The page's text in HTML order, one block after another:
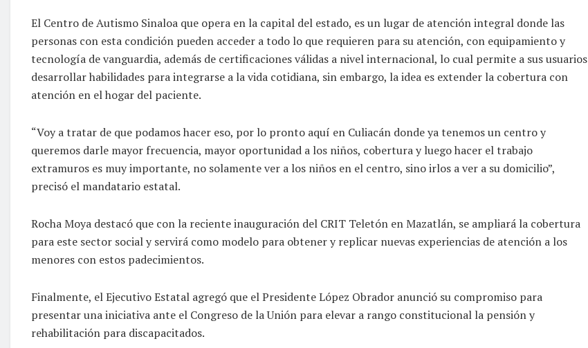
El Centro de Autismo Sinaloa que opera en la capital del estado, es un lugar de atención integral donde las
personas con esta condición pueden acceder a todo lo que requieren para su atención, con equipamiento y
tecnología de vanguardia, además de certificaciones válidas a nivel internacional, lo cual permite a sus usuarios
desarrollar habilidades para integrarse a la vida cotidiana, sin embargo, la idea es extender la cobertura con
atención en el hogar del paciente.
“Voy a tratar de que podamos hacer eso, por lo pronto aquí en Culiacán donde ya tenemos un centro y
queremos darle mayor frecuencia, mayor oportunidad a los niños, cobertura y luego hacer el trabajo
extramuros es muy importante, no solamente ver a los niños en el centro, sino irlos a ver a su domicilio”,
precisó el mandatario estatal.
Rocha Moya destacó que con la reciente inauguración del CRIT Teletón en Mazatlán, se ampliará la cobertura
para este sector social y servirá como modelo para obtener y replicar nuevas experiencias de atención a los
menores con estos padecimientos.
Finalmente, el Ejecutivo Estatal agregó que el Presidente López Obrador anunció su compromiso para
presentar una iniciativa ante el Congreso de la Unión para elevar a rango constitucional la pensión y
rehabilitación para discapacitados.